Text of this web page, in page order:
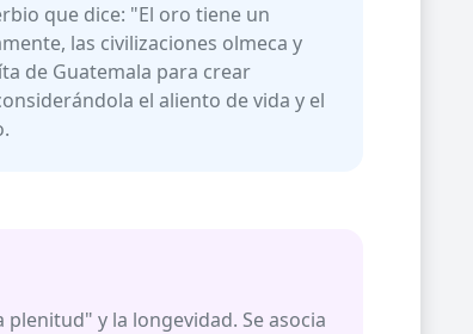
que dice: "El oro tiene un
las civilizaciones olmeca y
de Guatemala para crear
el aliento de vida y el
y la longevidad. Se asocia